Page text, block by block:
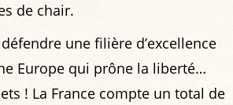
de chair.
une filière d’excellence
Europe qui prône la liberté…
! La France compte un total de